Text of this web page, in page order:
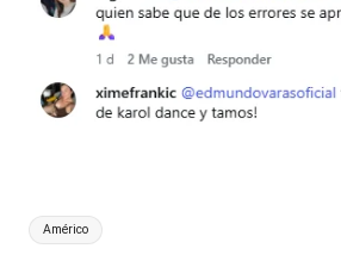
Etiquetas:
Américo